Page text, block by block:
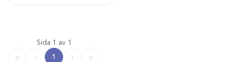
Sida 1 av 1
‹‹
‹ 1 › ››